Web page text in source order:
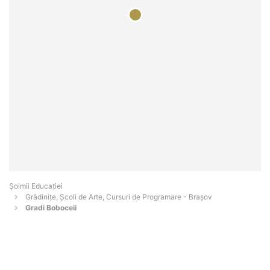
Șoimii Educației
Grădinițe, Școli de Arte, Cursuri de Programare - Braşov
Gradi Boboceii